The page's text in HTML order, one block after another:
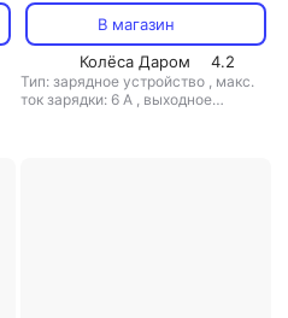
В магазин
Колёса Даром
4.2
Тип: зарядное устройство , макс.
ток зарядки: 6 А , выходное